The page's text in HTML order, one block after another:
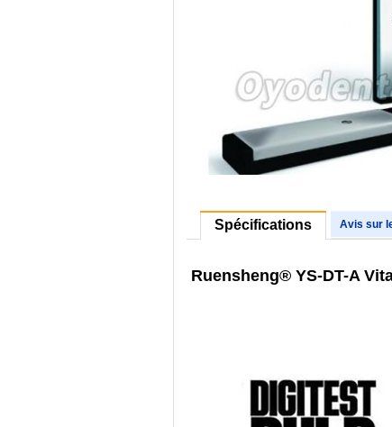
Spécifications Avis sur
Ruensheng® YS-DT-A